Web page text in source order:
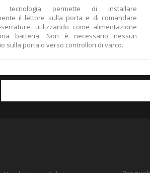
tecnologia permette di installare
il lettore sulla porta e di comandare
serrature, utilizzando come alimentazione
batteria. Non è necessario nessun
sulla porta o verso controllori di varco.